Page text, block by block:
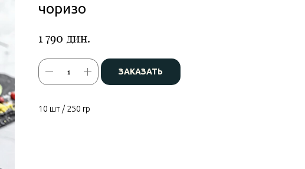
чоризо
1 790 дин.
ЗАКАЗАТЬ
10 шт / 250 гр